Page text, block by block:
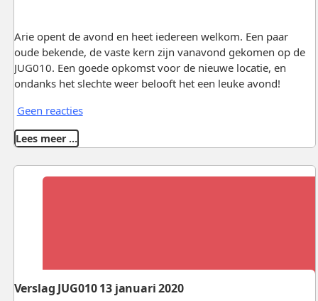
Arie opent de avond en heet iedereen welkom. Een paar
oude bekende, de vaste kern zijn vanavond gekomen op de
JUG010. Een goede opkomst voor de nieuwe locatie, en
ondanks het slechte weer belooft het een leuke avond!
Geen reacties
Lees meer …
Verslag JUG010 13 januari 2020